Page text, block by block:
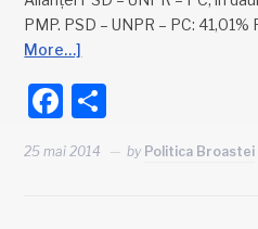
PMP. PSD – UNPR – PC: 41,01%
More…]
Facebook
25 mai 2014 by Politica Broastei